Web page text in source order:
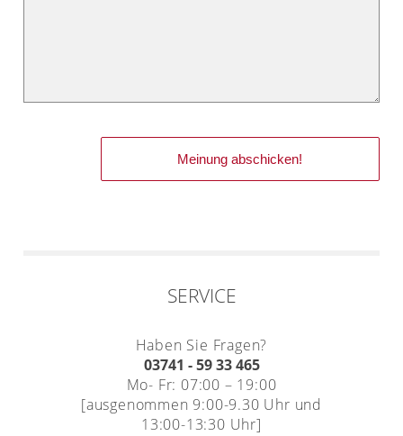
SERVICE
Haben Sie Fragen?
03741 - 59 33 465
Mo- Fr: 07:00 – 19:00
[ausgenommen 9:00-9.30 Uhr und
13:00-13:30 Uhr]